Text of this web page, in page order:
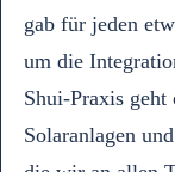
gab für jeden
um die
Shui-Praxis
Solaranlagen